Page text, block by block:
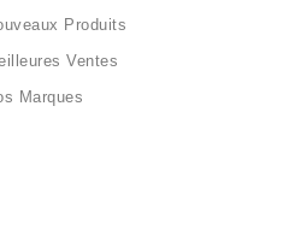
Produits
Ventes
Marques